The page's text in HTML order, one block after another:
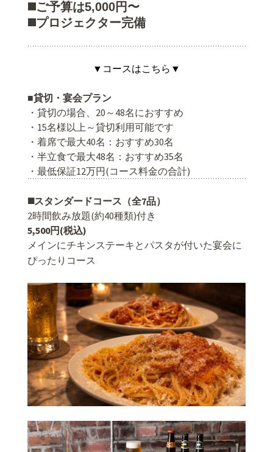
◼️ご予算は5,000円〜
◼️プロジェクター完備
▼コースはこちら▼
■貸切・宴会プラン
・貸切の場合、20～48名におすすめ
・15名様以上～貸切利用可能です
・着席で最大40名：おすすめ30名
・半立食で最大48名：おすすめ35名
・最低保証12万円(コース料金の合計)
◼️スタンダードコース（全7品）
2時間飲み放題(約40種類)付き
5,500円(税込)
メインにチキンステーキとパスタが付いた宴会に
ぴったりコース